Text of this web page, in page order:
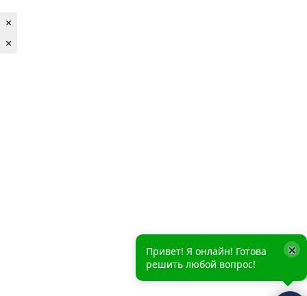
×
×
Привет! Я онлайн! Готова
решить любой вопрос!
×